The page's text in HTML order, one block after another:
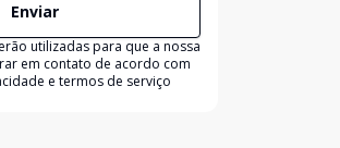
Enviar
utilizadas para que a nossa
em contato de acordo com
e termos de serviço